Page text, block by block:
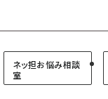
担当者フォーラム
ネッ担お悩み相談
室